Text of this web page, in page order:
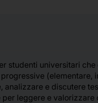
studenti universitari che
(elementare,
e discutere
leggere e valorizzare